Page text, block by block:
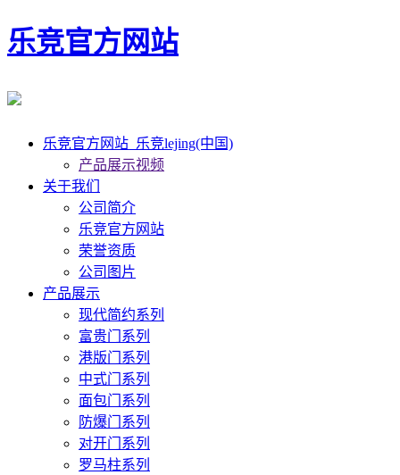
乐竞官方网站
乐竞官方网站_乐竞lejing(中国)
产品展示视频
关于我们
公司简介
乐竞官方网站
荣誉资质
公司图片
产品展示
现代简约系列
富贵门系列
港版门系列
中式门系列
面包门系列
防爆门系列
对开门系列
罗马柱系列